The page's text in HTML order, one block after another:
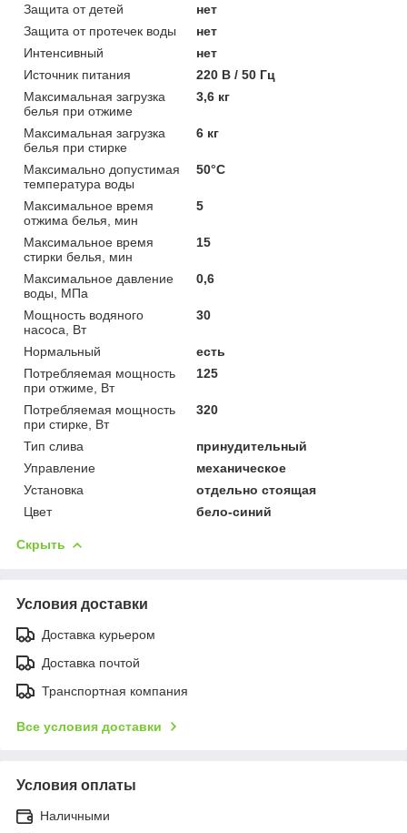
Защита от детей
нет
Защита от протечек воды
нет
Интенсивный
нет
Источник питания
220 В / 50 Гц
Максимальная загрузка
белья при отжиме
3,6 кг
Максимальная загрузка
белья при стирке
6 кг
Максимально допустимая
температура воды
50°С
Максимальное время
отжима белья, мин
5
Максимальное время
стирки белья, мин
15
Максимальное давление
воды, MПa
0,6
Мощность водяного
насоса, Вт
30
Нормальный
есть
Потребляемая мощность
при отжиме, Вт
125
Потребляемая мощность
при стирке, Вт
320
Тип слива
принудительный
Управление
механическое
Установка
отдельно стоящая
Цвет
бело-синий
Скрыть
Условия доставки
Доставка курьером
Доставка почтой
Транспортная компания
Все условия доставки
Условия оплаты
Наличными